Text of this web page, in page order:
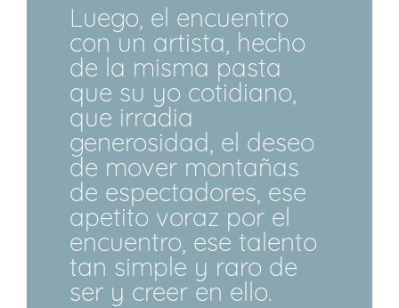
Luego, el encuentro
con un artista, hecho
de la misma pasta
que su yo cotidiano,
que irradia
generosidad, el deseo
de mover montañas
de espectadores, ese
apetito voraz por el
encuentro, ese talento
tan simple y raro de
ser y creer en ello.